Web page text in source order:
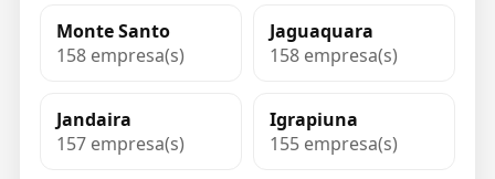
Monte Santo
158 empresa(s)
Jaguaquara
158 empresa(s)
Jandaira
157 empresa(s)
Igrapiuna
155 empresa(s)